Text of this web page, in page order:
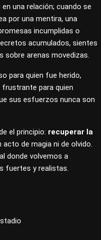
una relación; cuando se
por una mentira, una
incumplidas o
acumulados, sientes
sobre arenas movedizas.
para quien fue herido,
para quien
sus esfuerzos nunca son
el principio: recuperar la
acto de magia ni de olvido.
donde volvemos a
fuertes y realistas.